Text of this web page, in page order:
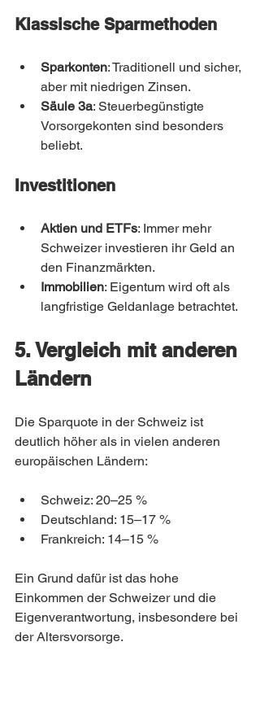
Klassische Sparmethoden
Sparkonten: Traditionell und sicher,
aber mit niedrigen Zinsen.
Säule 3a: Steuerbegünstigte
Vorsorgekonten sind besonders
beliebt.
Investitionen
Aktien und ETFs: Immer mehr
Schweizer investieren ihr Geld an
den Finanzmärkten.
Immobilien: Eigentum wird oft als
langfristige Geldanlage betrachtet.
5. Vergleich mit anderen
Ländern
Die Sparquote in der Schweiz ist
deutlich höher als in vielen anderen
europäischen Ländern:
Schweiz: 20–25 %
Deutschland: 15–17 %
Frankreich: 14–15 %
Ein Grund dafür ist das hohe
Einkommen der Schweizer und die
Eigenverantwortung, insbesondere bei
der Altersvorsorge.